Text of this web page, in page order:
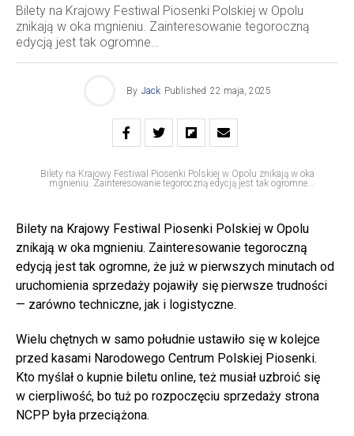
Bilety na Krajowy Festiwal Piosenki Polskiej w Opolu
znikają w oka mgnieniu. Zainteresowanie tegoroczną
edycją jest tak ogromne…
By Jack Published 22 maja, 2025
Bilety na Krajowy Festiwal Piosenki Polskiej w Opolu znikają w oka
mgnieniu. Zainteresowanie tegoroczną edycją jest tak ogromne...
Bilety na Krajowy Festiwal Piosenki Polskiej w Opolu
znikają w oka mgnieniu. Zainteresowanie tegoroczną
edycją jest tak ogromne, że już w pierwszych minutach od
uruchomienia sprzedaży pojawiły się pierwsze trudności
— zarówno techniczne, jak i logistyczne.
Wielu chętnych w samo południe ustawiło się w kolejce
przed kasami Narodowego Centrum Polskiej Piosenki.
Kto myślał o kupnie biletu online, też musiał uzbroić się
w cierpliwość, bo tuż po rozpoczęciu sprzedaży strona
NCPP była przeciążona.